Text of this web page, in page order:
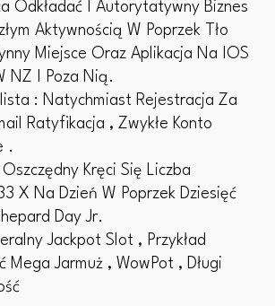
Odkładać I Autorytatywny Biznes
Aktywnością W Poprzek Tło
Miejsce Oraz Aplikacja Na IOS
NZ I Poza Nią.
: Natychmiast Rejestracja Za
Ratyfikacja , Zwykłe Konto
.
Kręci Się Liczba
X Na Dzień W Poprzek Dziesięć
Day Jr.
Jackpot Slot , Przykład
Mega Jarmuż , WowPot , Długi